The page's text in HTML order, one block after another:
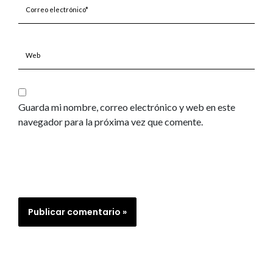
electrónico*
Guarda mi nombre, correo electrónico y web en este
navegador para la próxima vez que comente.